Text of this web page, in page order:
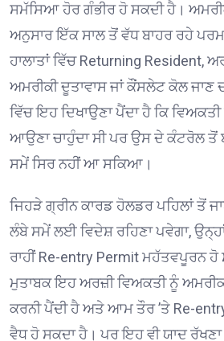
ਸਮੱਸਿਆ ਹੋਰ ਗੰਭੀਰ ਹੋ ਸਕਦੀ ਹੈ।
ਅਨੁਸਾਰ ਇੱਕ ਸਾਲ ਤੋਂ ਵੱਧ ਬਾਹਰ ਰਹੇ
ਹਾਲਾਤਾਂ ਵਿੱਚ Returning Resident,
ਅਮਰੀਕੀ ਦੂਤਾਵਾਸ ਜਾਂ ਕੌਂਸਲੇਟ ਕੋਲ
ਵਿੱਚ ਇਹ ਦਿਖਾਉਣਾ ਪੈਂਦਾ ਹੈ ਕਿ
ਆਉਣਾ ਚਾਹੁੰਦਾ ਸੀ ਪਰ ਉਸ ਦੇ ਕੰਟਰੋਲ ਤੋਂ
ਸਮੇਂ ਸਿਰ ਨਹੀਂ ਆ ਸਕਿਆ।
ਜਿਹੜੇ ਗ੍ਰੀਨ ਕਾਰਡ ਹੋਲਡਰ ਪਹਿਲਾਂ ਤੋਂ
ਲੰਬੇ ਸਮੇਂ ਲਈ ਵਿਦੇਸ਼ ਰਹਿਣਾ ਪਵੇਗਾ,
ਰਾਹੀਂ Re-entry Permit ਮਹੱਤਵਪੂਰਨ ਹੋ
ਮੁਤਾਬਕ ਇਹ ਅਰਜ਼ੀ ਵਿਅਕਤੀ ਨੂੰ
ਕਰਨੀ ਪੈਂਦੀ ਹੈ ਅਤੇ ਆਮ ਤੌਰ ’ਤੇ Re-
ਵੈਧ ਹੋ ਸਕਦਾ ਹੈ। ਪਰ ਇਹ ਵੀ ਯਾਦ ਰੱਖਣਾ